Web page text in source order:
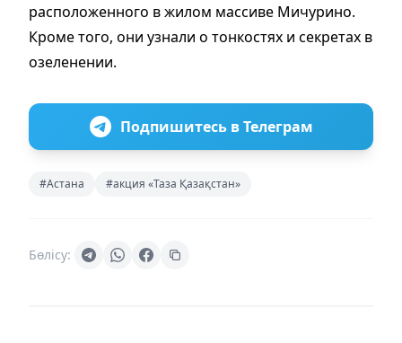
расположенного в жилом массиве Мичурино.
Кроме того, они узнали о тонкостях и секретах в
озеленении.
Подпишитесь в Телеграм
#Астана #акция «Таза Қазақстан»
Бөлісу: